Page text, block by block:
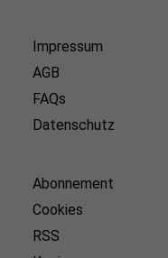
Impressum
AGB
FAQs
Datenschutz
Abonnement
Cookies
RSS